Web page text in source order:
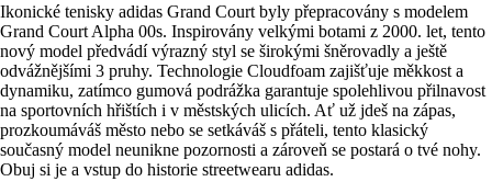
Ikonické tenisky adidas Grand Court byly přepracovány s modelem
Grand Court Alpha 00s. Inspirovány velkými botami z 2000. let, tento
nový model předvádí výrazný styl se širokými šněrovadly a ještě
odvážnějšími 3 pruhy. Technologie Cloudfoam zajišťuje měkkost a
dynamiku, zatímco gumová podrážka garantuje spolehlivou přilnavost
na sportovních hřištích i v městských ulicích. Ať už jdeš na zápas,
prozkoumáváš město nebo se setkáváš s přáteli, tento klasický
současný model neunikne pozornosti a zároveň se postará o tvé nohy.
Obuj si je a vstup do historie streetwearu adidas.